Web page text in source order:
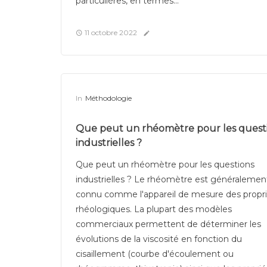
11 octobre 2022
In Méthodologie
Que peut un rhéomètre pour les
industrielles ?
Que peut un rhéomètre pour les questions
industrielles ? Le rhéomètre est
connu comme l'appareil de mesure des
rhéologiques. La plupart des modèles
commerciaux permettent de déterminer les
évolutions de la viscosité en fonction du
cisaillement (courbe d'écoulement ou